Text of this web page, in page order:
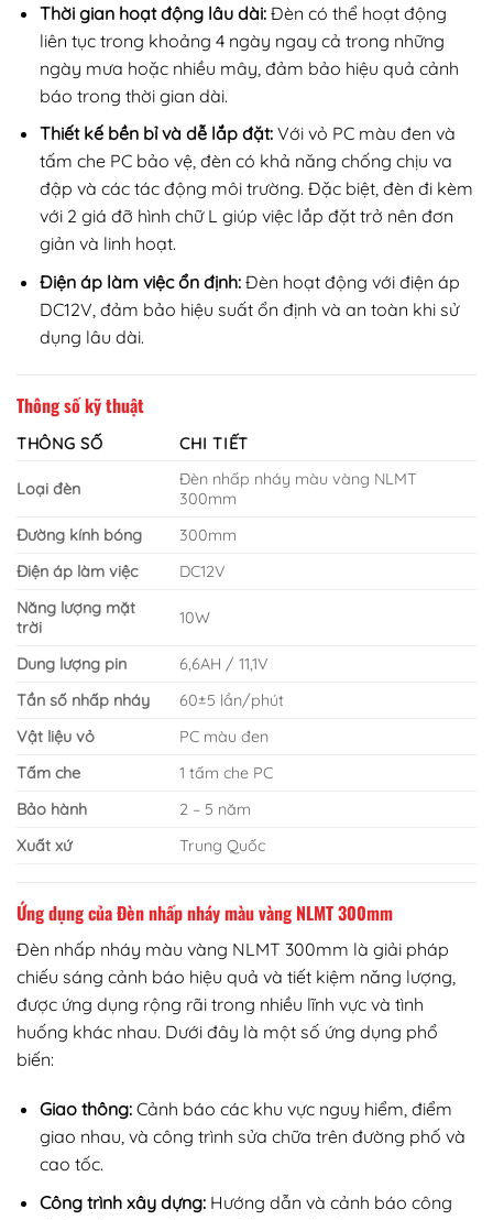
Thời gian hoạt động lâu dài:Đèn có thể hoạt động
liên tục trong khoảng 4 ngày ngay cả trong những
ngày mưa hoặc nhiều mây, đảm bảo hiệu quả cảnh
báo trong thời gian dài.
Thiết kế bền bỉ và dễ lắp đặt:Với vỏ PC màu đen và
tấm che PC bảo vệ, đèn có khả năng chống chịu va
đập và các tác động môi trường. Đặc biệt, đèn đi kèm
với 2 giá đỡ hình chữ L giúp việc lắp đặt trở nên đơn
giản và linh hoạt.
Điện áp làm việc ổn định:Đèn hoạt động với điện áp
DC12V, đảm bảo hiệu suất ổn định và an toàn khi sử
dụng lâu dài.
Thông số kỹ thuật
THÔNG SỐ CHI TIẾT
Loại đèn
Đèn nhấp nháy màu vàng NLMT
300mm
Đường kính bóng
300mm
Điện áp làm việc
DC12V
Năng lượng mặt
trời
10W
Dung lượng pin
6,6AH / 11,1V
Tần số nhấp nháy
60±5 lần/phút
Vật liệu vỏ
PC màu đen
Tấm che
1 tấm che PC
Bảo hành
2 – 5 năm
Xuất xứ
Trung Quốc
Ứng dụng của Đèn nhấp nháy màu vàng NLMT 300mm
Đèn nhấp nháy màu vàng NLMT 300mm là giải pháp
chiếu sáng cảnh báo hiệu quả và tiết kiệm năng lượng,
được ứng dụng rộng rãi trong nhiều lĩnh vực và tình
huống khác nhau. Dưới đây là một số ứng dụng phổ
biến:
Giao thông:Cảnh báo các khu vực nguy hiểm, điểm
giao nhau, và công trình sửa chữa trên đường phố và
cao tốc.
Công trình xây dựng:Hướng dẫn và cảnh báo công